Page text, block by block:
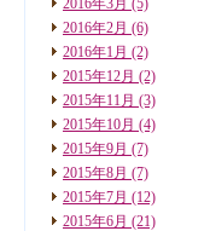
2016年2月 (6)
2016年1月 (2)
2015年12月 (2)
2015年11月 (3)
2015年10月 (4)
2015年9月 (7)
2015年8月 (7)
2015年7月 (12)
2015年6月 (21)